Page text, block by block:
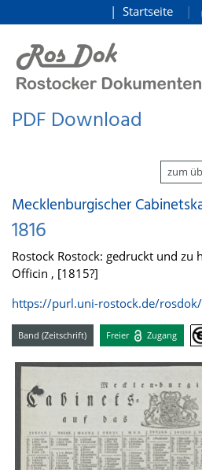
zum Inhalt
Startseite
PDF Download
zum
Mecklenburgischer
1816
Rostock Rostock: gedruckt und zu
Officin , [1815?]
https://purl.uni-rostock.de/
Band (Zeitschrift) Freier Zugang